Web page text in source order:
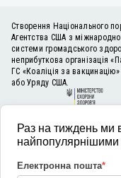
Створення Національного
Агентства США з
системи громадського
неприбуткова організація
ГС «Коаліція за
або Уряду США.
Раз на тиждень ми
найпопулярнішими
Електронна пошта*